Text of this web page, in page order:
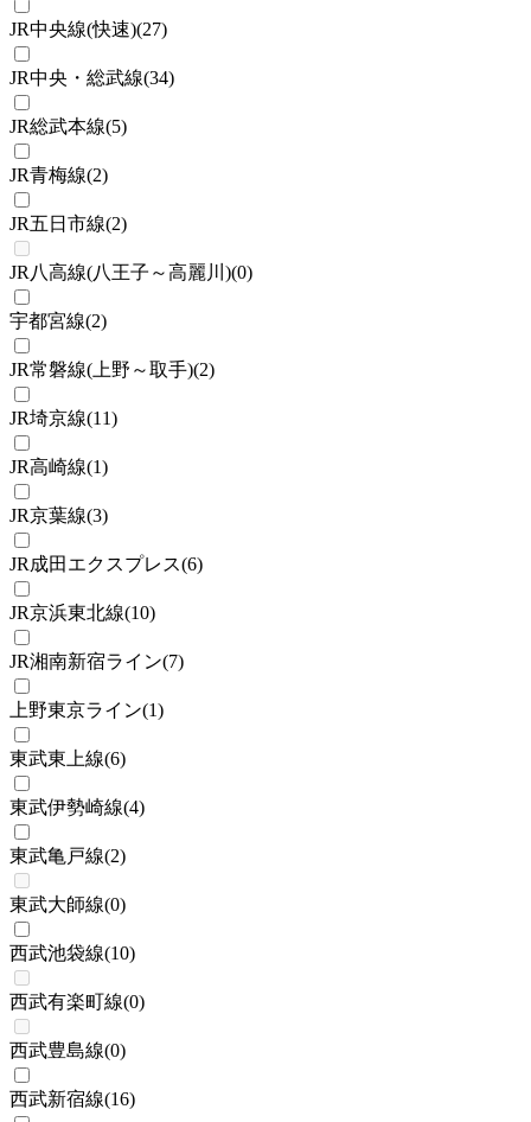
JR中央線(快速)(27)
JR中央・総武線(34)
JR総武本線(5)
JR青梅線(2)
JR五日市線(2)
JR八高線(八王子～高麗川)(0)
宇都宮線(2)
JR常磐線(上野～取手)(2)
JR埼京線(11)
JR高崎線(1)
JR京葉線(3)
JR成田エクスプレス(6)
JR京浜東北線(10)
JR湘南新宿ライン(7)
上野東京ライン(1)
東武東上線(6)
東武伊勢崎線(4)
東武亀戸線(2)
東武大師線(0)
西武池袋線(10)
西武有楽町線(0)
西武豊島線(0)
西武新宿線(16)